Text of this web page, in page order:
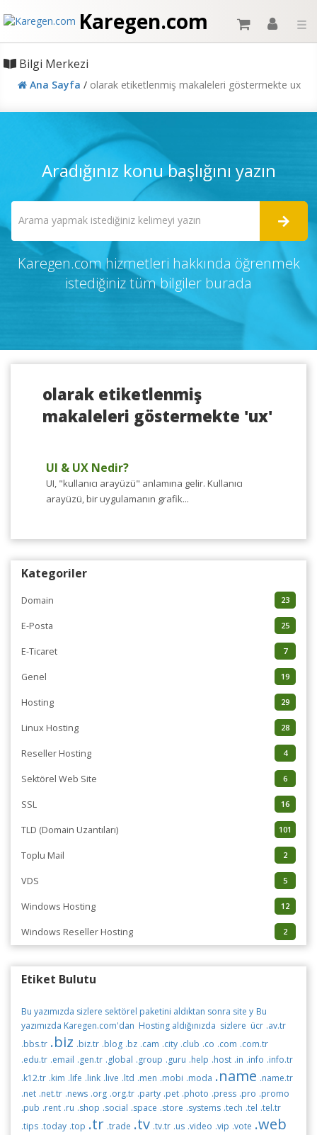
Karegen.com ☰
Bilgi Merkezi
Ana Sayfa / olarak etiketlenmiş makaleleri göstermekte ux
Aradığınız konu başlığını yazın
Karegen.com hizmetleri hakkında öğrenmek
istediğiniz tüm bilgiler burada
olarak etiketlenmiş
makaleleri göstermekte 'ux'
UI & UX Nedir?
UI, "kullanıcı arayüzü" anlamına gelir. Kullanıcı
arayüzü, bir uygulamanın grafik...
Kategoriler
23
Domain
25
E-Posta
7
E-Ticaret
19
Genel
29
Hosting
28
Linux Hosting
4
Reseller Hosting
6
Sektörel Web Site
16
SSL
101
TLD (Domain Uzantıları)
2
Toplu Mail
5
VDS
12
Windows Hosting
2
Windows Reseller Hosting
Etiket Bulutu
Bu yazımızda sizlere sektörel paketini aldıktan sonra site y Bu
yazımızda Karegen.com'dan Hosting aldığınızda sizlere ücr .av.tr
.bbs.tr .biz .biz.tr .blog .bz .cam .city .club .co .com .com.tr
.edu.tr .email .gen.tr .global .group .guru .help .host .in .info .info.tr
.k12.tr .kim .life .link .live .ltd .men .mobi .moda .name .name.tr
.net .net.tr .news .org .org.tr .party .pet .photo .press .pro .promo
.pub .rent .ru .shop .social .space .store .systems .tech .tel .tel.tr
.tips .today .top .tr .trade .tv .tv.tr .us .video .vip .vote .web